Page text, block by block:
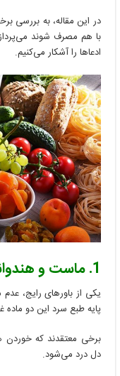
در این مقاله، به بررسی
با هم مصرف شوند
ادعاها را آشکار می‌کنیم.
1. ماست و هندوانه:
یکی از باورهای رایج،
پایه طبع سرد این دو
برخی معتقدند که خوردن
دل درد می‌شود.